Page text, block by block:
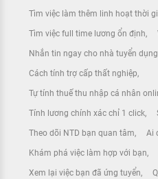
Tìm việc làm thêm linh hoạt thời
Tìm việc full time lương ổn định
Nhắn tin ngay cho nhà tuyển dụng
Cách tính trợ cấp thất nghiệp
Tự tính thuế thu nhập cá nhân
Tính lương chính xác chỉ 1 click
Theo dõi NTD bạn quan tâm Ai
Khám phá việc làm hợp với bạn
Xem lại việc bạn đã ứng tuyển